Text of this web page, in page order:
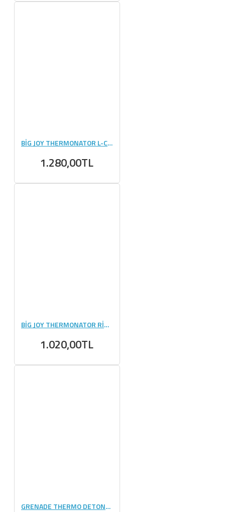
BİG JOY THERMONATOR L-CARNİTİNE 3000 MG - 20 AMPUL
1.280,00TL
BİG JOY THERMONATOR RİPPED 120 KAPSÜL
1.020,00TL
GRENADE THERMO DETONATOR 100 KAPSÜL